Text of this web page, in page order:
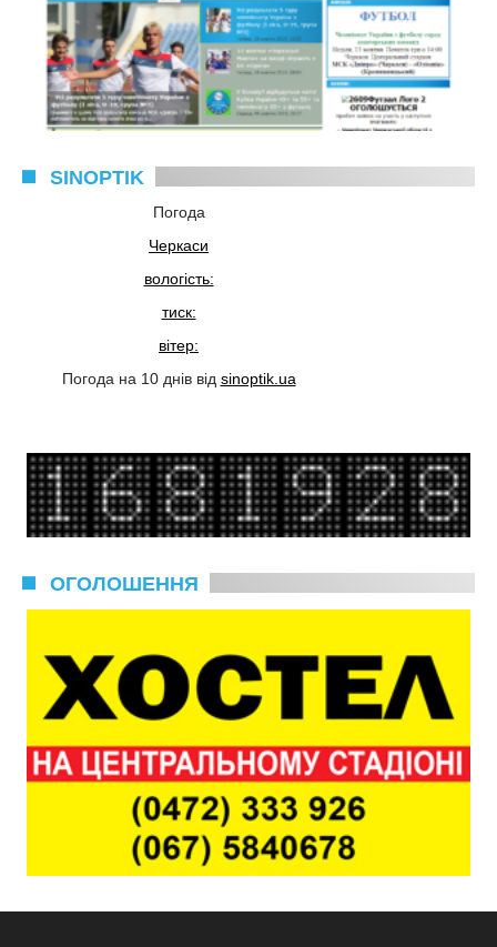
SINOPTIK
Погода
Черкаси
вологість:
тиск:
вітер:
Погода на 10 днів від sinoptik.ua
ОГОЛОШЕННЯ